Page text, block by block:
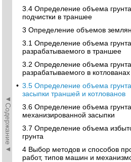
◄Содержание◄
3.4 Определение объема
подчистки в траншее
3 Определение объемов
3.1 Определение объема грунта,
разрабатываемого в траншее
3.2 Определение объема грунта,
разрабатываемого в котлованах
• 3.5 Определение объема
засыпки траншей и котлованов
3.6 Определение объема грунта
механизированной засыпки
3.7 Определение объема
грунта
4 Выбор методов и способов
работ, типов машин и